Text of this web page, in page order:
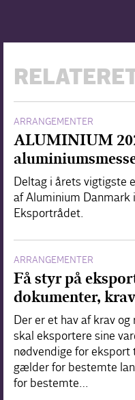
ARRANGEMENTER
ALUMINIUM
Deltag i årets vigtigste
af Aluminium Danmark
Eksportrådet.
ARRANGEMENTER
Få styr på
dokumenter,
Der er et hav af krav
skal eksportere sine
nødvendige for eksport
gælder for bestemte
for bestemte…